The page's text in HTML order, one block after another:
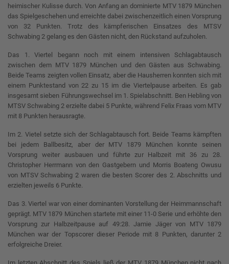
heimischer Kulisse durch. Von Anfang an dominierte MTV 1879 München
das Spielgeschehen und erreichte dabei zwischenzeitlich einen Vorsprung
von 32 Punkten. Trotz des kämpferischen Einsatzes des MTSV
Schwabing 2 gelang es den Gästen nicht, den Rückstand aufzuholen.
Das 1. Viertel begann noch mit einem intensiven Schlagabtausch
zwischen dem MTV 1879 München und den Gästen aus Schwabing.
Beide Teams zeigten vollen Einsatz, aber die Hausherren konnten sich mit
einem Punktestand von 22 zu 15 im die Viertelpause arbeiten. Es gab
insgesamt sieben Führungswechsel im 1. Spielabschnitt. Ben Hebling von
MTSV Schwabing 2 erzielte dabei 5 Punkte, während Felix Fraas vom MTV
mit 8 Punkten herausragte.
Im 2. Vietel setzte sich der Schlagabtausch fort. Beide Teams kämpften
bei jedem Ballbesitz, aber der MTV 1879 München konnte seinen
Vorsprung weiter ausbauen und führte zur Halbzeit mit 36 zu 28.
Christopher Herrmann von den Gastgebern und Morris Boateng Owusu
von MTSV Schwabing 2 waren die besten Scorer des 2. Abschnitts und
erzielten jeweils 6 Punkte.
Das 3. Viertel war von einer dominanten Vorstellung der Heimmannschaft
geprägt. MTV 1879 München startete mit einer 11-0 Serie und erhöhte den
Vorsprung zur Halbzeitpause auf 49:28. Jamie Jäger von MTV 1879
München war der Topscorer dieser Periode mit 8 Punkten, darunter 2
erfolgreiche Dreier.